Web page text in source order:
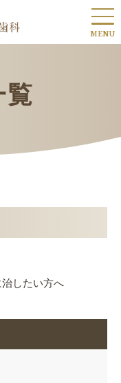
MENU
覧
したい方へ